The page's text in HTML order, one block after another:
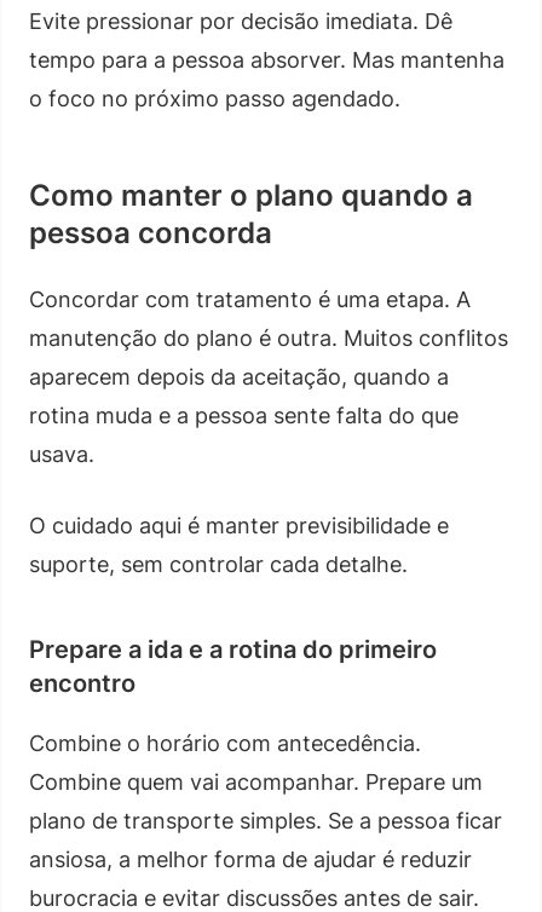
Evite pressionar por decisão imediata. Dê
tempo para a pessoa absorver. Mas mantenha
o foco no próximo passo agendado.
Como manter o plano quando a
pessoa concorda
Concordar com tratamento é uma etapa. A
manutenção do plano é outra. Muitos conflitos
aparecem depois da aceitação, quando a
rotina muda e a pessoa sente falta do que
usava.
O cuidado aqui é manter previsibilidade e
suporte, sem controlar cada detalhe.
Prepare a ida e a rotina do primeiro
encontro
Combine o horário com antecedência.
Combine quem vai acompanhar. Prepare um
plano de transporte simples. Se a pessoa ficar
ansiosa, a melhor forma de ajudar é reduzir
burocracia e evitar discussões antes de sair.